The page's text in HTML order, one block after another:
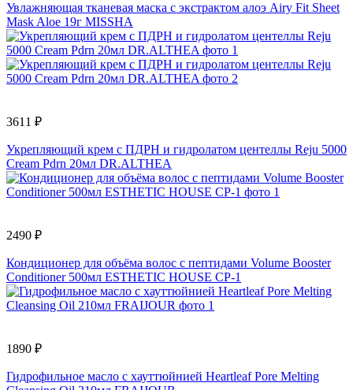
Увлажняющая тканевая маска с экстрактом алоэ Airy Fit Sheet
Mask Aloe 19г MISSHA
3611 ₽
Укрепляющий крем с ПДРН и гидролатом центеллы Reju 5000
Cream Pdrn 20мл DR.ALTHEA
2490 ₽
Кондиционер для объёма волос с пептидами Volume Booster
Conditioner 500мл ESTHETIC HOUSE CP-1
1890 ₽
Гидрофильное масло с хауттюйнией Heartleaf Pore Melting